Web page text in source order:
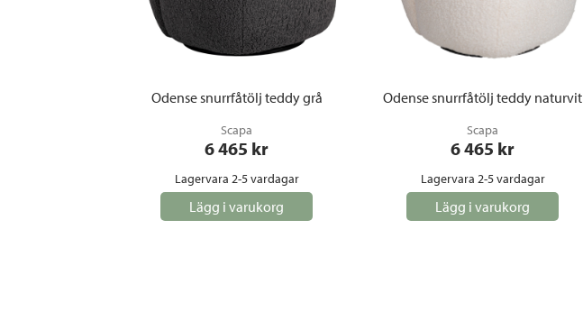
Odense snurrfåtölj teddy grå
Scapa
6 465 kr
Lagervara 2-5 vardagar
Lägg i varukorg
Odense snurrfåtölj teddy naturvit
Scapa
6 465 kr
Lagervara 2-5 vardagar
Lägg i varukorg